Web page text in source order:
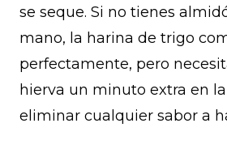
se seque. Si no tienes
mano, la harina de trigo
perfectamente, pero
hierva un minuto extra en
eliminar cualquier sabor a